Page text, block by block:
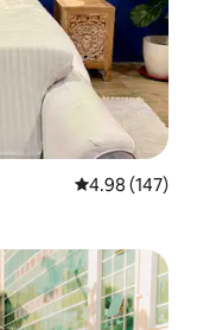
レビュー147
4.98 (147)